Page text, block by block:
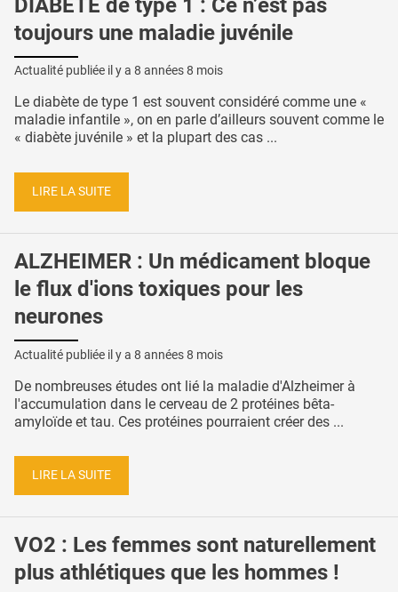
DIABÈTE de type 1 : Ce n’est pas
toujours une maladie juvénile
Actualité publiée il y a 8 années 8 mois
Le diabète de type 1 est souvent considéré comme une «
maladie infantile », on en parle d’ailleurs souvent comme le
« diabète juvénile » et la plupart des cas ...
LIRE LA SUITE
ALZHEIMER : Un médicament bloque
le flux d'ions toxiques pour les
neurones
Actualité publiée il y a 8 années 8 mois
De nombreuses études ont lié la maladie d'Alzheimer à
l'accumulation dans le cerveau de 2 protéines bêta-
amyloïde et tau. Ces protéines pourraient créer des ...
LIRE LA SUITE
VO2 : Les femmes sont naturellement
plus athlétiques que les hommes !